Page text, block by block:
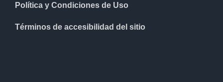
Política y Condiciones de Uso
Términos de accesibilidad del sitio